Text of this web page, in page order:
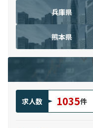
兵庫県
熊本県
求人数 1035件